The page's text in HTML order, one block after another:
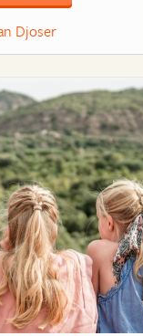
Djoser